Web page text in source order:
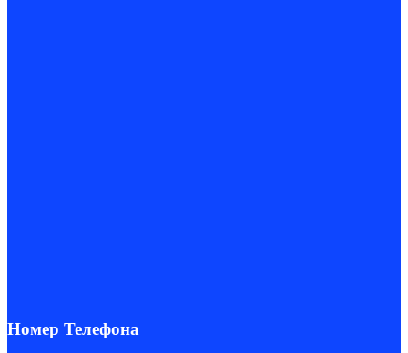
Номер Телефона